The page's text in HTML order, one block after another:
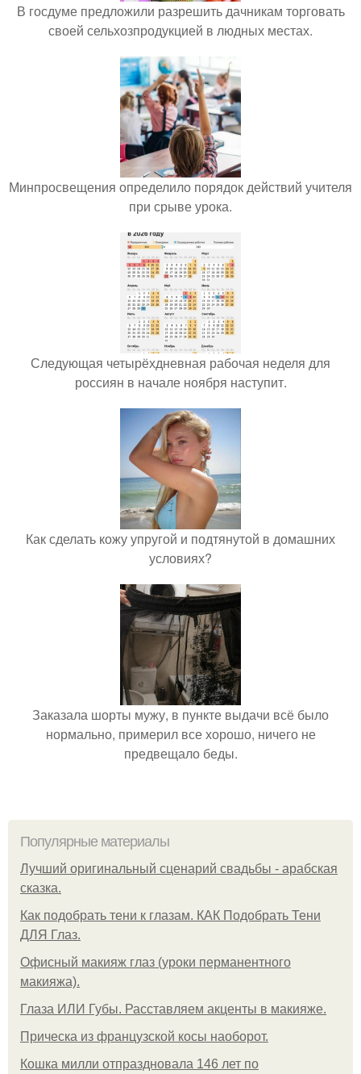
В госдуме предложили разрешить дачникам торговать
своей сельхозпродукцией в людных местах.
Минпросвещения определило порядок действий учителя
при срыве урока.
Следующая четырёхдневная рабочая неделя для
россиян в начале ноября наступит.
Как сделать кожу упругой и подтянутой в домашних
условиях?
Заказала шорты мужу, в пункте выдачи всё было
нормально, примерил все хорошо, ничего не
предвещало беды.
Популярные материалы
Лучший оригинальный сценарий свадьбы - арабская
сказка.
Как подобрать тени к глазам. КАК Подобрать Тени
ДЛЯ Глаз.
Офисный макияж глаз (уроки перманентного
макияжа).
Глаза ИЛИ Губы. Расставляем акценты в макияже.
Прическа из французской косы наоборот.
Кошка милли отпраздновала 146 лет по